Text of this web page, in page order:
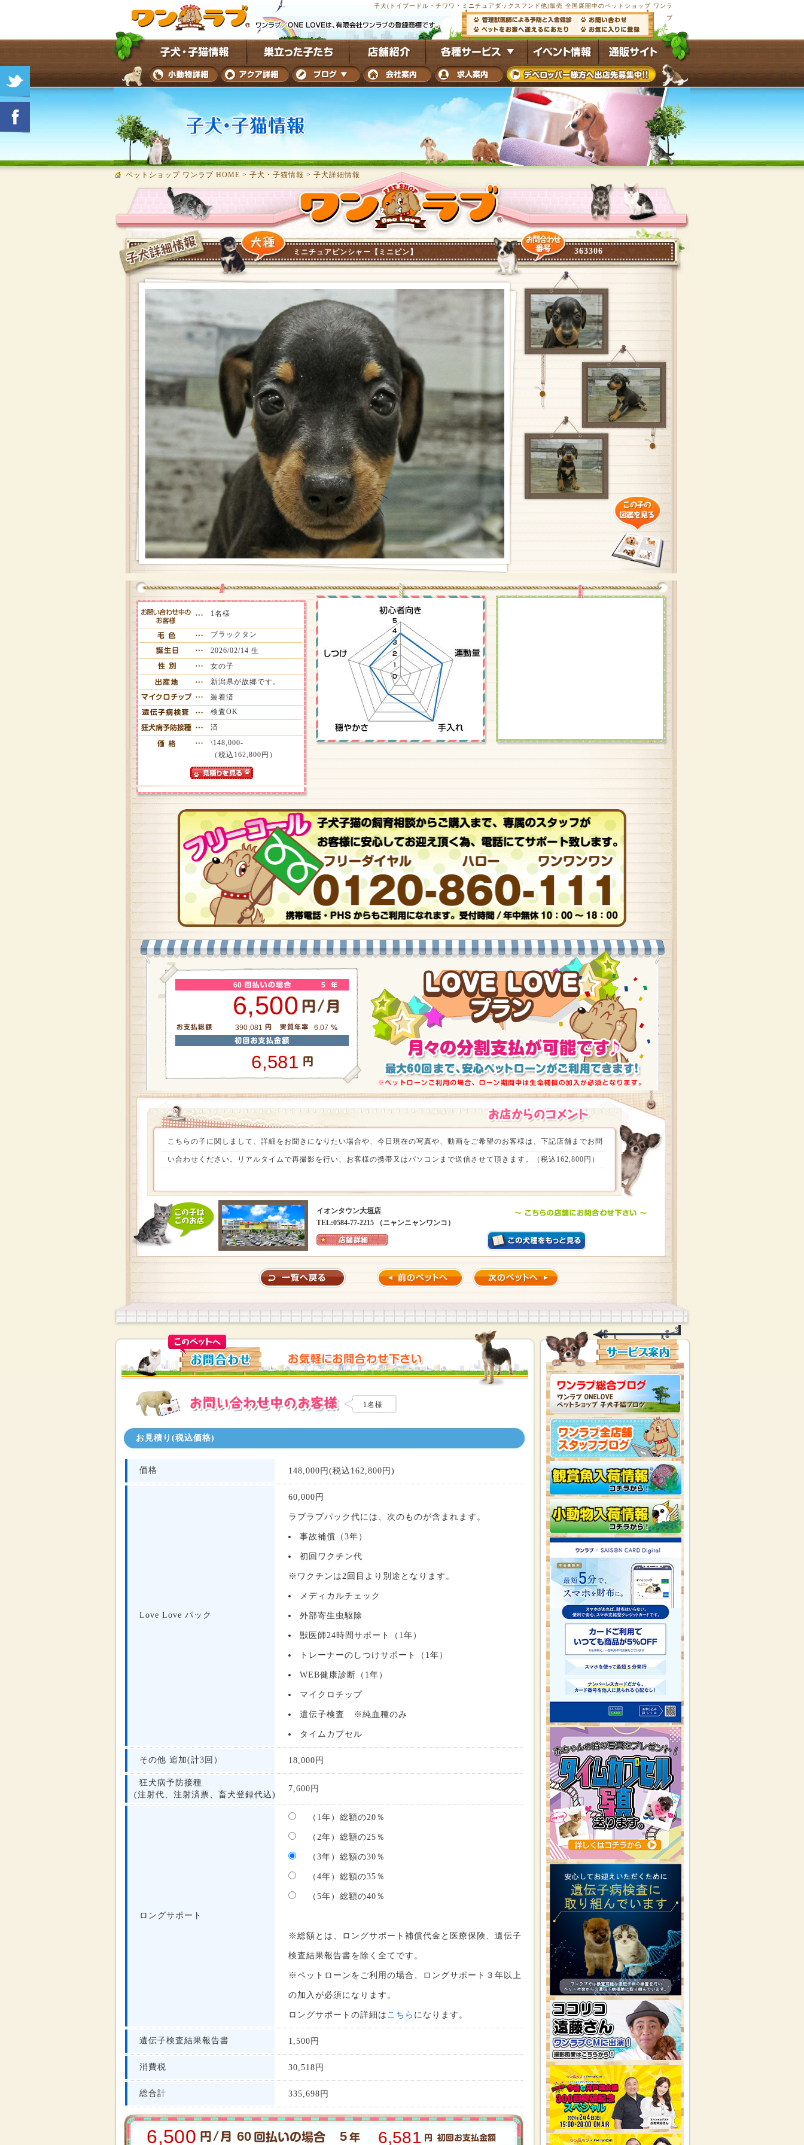
子犬(トイプードル・チワワ・ミニチュアダックスフンド他)販売 全国展開中のペットショップ ワンラ
ブ
ペットショップ ワンラブ HOME > 子犬・子猫情報 > 子犬詳細情報
ミニチュアピンシャー【ミニピン】 363306
1名様
ブラックタン
2026/02/14 生
女の子
新潟県が故郷です。
装着済
検査OK
済
\148,000-
（税込162,800円）
60 5
6,500
390,081 6.07
6,581
こちらの子に関しまして、詳細をお聞きになりたい場合や、今日現在の写真や、動画をご希望のお客様は、下記店舗までお問
い合わせください。リアルタイムで再撮影を行い、お客様の携帯又はパソコンまで送信させて頂きます。（税込162,800円）
イオンタウン大垣店
TEL:0584-77-2215 （ニャンニャンワンコ）
1名様
お見積り(税込価格)
価格 148,000円(税込162,800円)
Love Love パック
60,000 円
ラブラブパック代には、次のものが含まれます。
事故補償（3年）
初回ワクチン代
※ワクチンは2回目より別途となります。
メディカルチェック
外部寄生虫駆除
獣医師24時間サポート（1年）
トレーナーのしつけサポート（1年）
WEB健康診断（1年）
マイクロチップ
遺伝子検査 ※純血種のみ
タイムカプセル
その他 追加(計3回） 18,000 円
狂犬病予防接種
(注射代、注射済票、畜犬登録代込)
7,600 円
ロングサポート
（1年）総額の20％
（2年）総額の25％
（3年）総額の30％
（4年）総額の35％
（5年）総額の40％
※総額とは、ロングサポート補償代金と医療保険、遺伝子
検査結果報告書を除く全てです。
※ペットローンをご利用の場合、ロングサポート３年以上
の加入が必須になります。
ロングサポートの詳細は こちら になります。
遺伝子検査結果報告書 1,500円
消費税 30,518 円
総合計 335,698 円
60
6,500 6,581
5